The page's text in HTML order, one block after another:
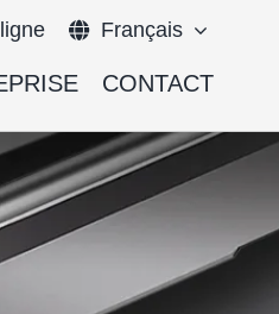
Français
English
Deutsch
CONTACT